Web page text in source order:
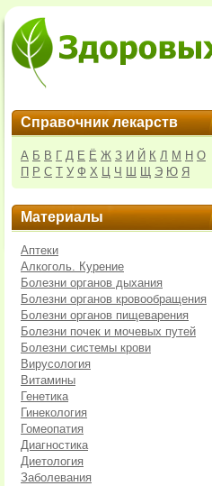
Справочник лекарств
А Б В Г Д Е Ё Ж З И Й К Л М Н О
П Р С Т У Ф Х Ц Ч Ш Щ Э Ю Я
Материалы
Аптеки
Алкоголь. Курение
Болезни органов дыхания
Болезни органов кровообращения
Болезни органов пищеварения
Болезни почек и мочевых путей
Болезни системы крови
Вирусология
Витамины
Генетика
Гинекология
Гомеопатия
Диагностика
Диетология
Заболевания